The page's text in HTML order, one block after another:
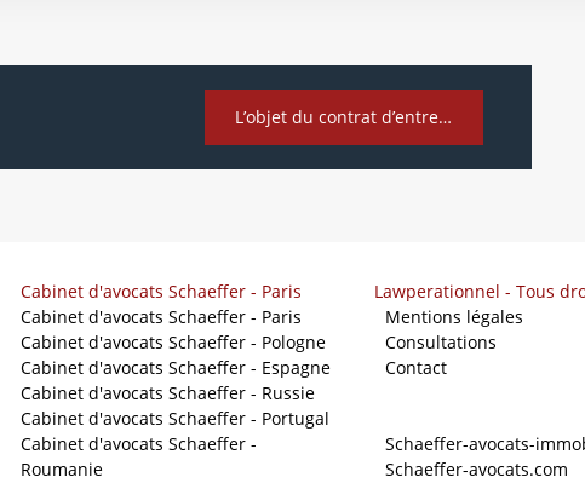
L’objet du contrat d’entreprise
Cabinet d'avocats Schaeffer - Paris
Cabinet d'avocats Schaeffer - Paris
Cabinet d'avocats Schaeffer - Pologne
Cabinet d'avocats Schaeffer - Espagne
Cabinet d'avocats Schaeffer - Russie
Cabinet d'avocats Schaeffer - Portugal
Cabinet d'avocats Schaeffer -
Roumanie
Lawperationnel - Tous
Mentions légales
Consultations
Contact
Schaeffer-avocats-
Schaeffer-avocats.com